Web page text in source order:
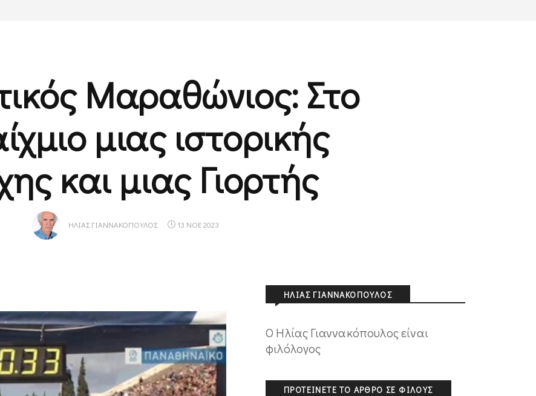
Μαραθώνιος: Στο
μιας ιστορικής
και μιας Γιορτής
ΗΛΊΑΣ ΓΙΑΝΝΑΚΌΠΟΥΛΟΣ 13 ΝΟΕ 2023
ΗΛΊΑΣ ΓΙΑΝΝΑΚΌΠΟΥΛΟΣ
O Ηλίας Γιαννακόπουλος είναι
φιλόλογος
ΠΡΟΤΕΊΝΕΤΕ ΤΟ ΆΡΘΡΟ ΣΕ ΦΊΛΟΥΣ